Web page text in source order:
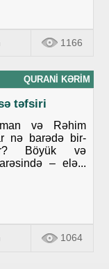
1166
QURANI KƏRIM
təfsiri
və Rəhim
nə barədə bir-
Böyük və
– elə...
1064